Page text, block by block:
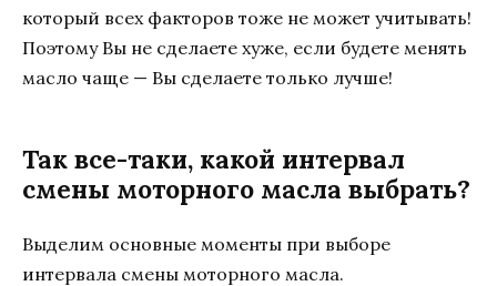
который всех факторов тоже не может учитывать!
Поэтому Вы не сделаете хуже, если будете менять
масло чаще — Вы сделаете только лучше!
Так все-таки, какой интервал
смены моторного масла выбрать?
Выделим основные моменты при выборе
интервала смены моторного масла.